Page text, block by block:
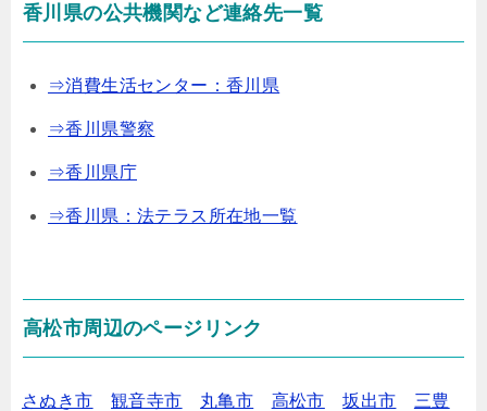
香川県の公共機関など連絡先一覧
⇒消費生活センター：香川県
⇒香川県警察
⇒香川県庁
⇒香川県：法テラス所在地一覧
高松市周辺のページリンク
さぬき市 観音寺市 丸亀市 高松市 坂出市
三豊